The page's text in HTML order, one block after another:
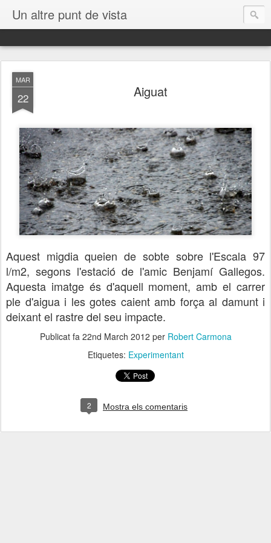
Un altre punt de vista
MAR
22 Aiguat
Aquest migdia queien de sobte sobre l'Escala 97
l/m2, segons l'estació de l'amic Benjamí Gallegos.
Aquesta imatge és d'aquell moment, amb el carrer
ple d'aigua i les gotes caient amb força al damunt i
deixant el rastre del seu impacte.
Publicat fa 22nd March 2012 per Robert Carmona
Etiquetes: Experimentant
2 Mostra els comentaris